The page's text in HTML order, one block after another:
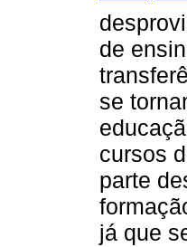
de
se
cursos
parte
já que